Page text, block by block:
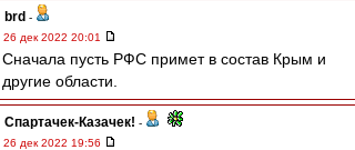
brd -
26 дек 2022 20:01
Сначала пусть РФС примет в состав Крым и
другие области.
Спартачек-Казачек! -
26 дек 2022 19:56